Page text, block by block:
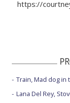
https://
Train, Mad dog in
Lana Del Rey,